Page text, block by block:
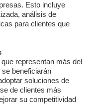
Esto incluye
análisis de
para clientes que
representan más del
beneficiarán
soluciones de
de clientes más
su competitividad